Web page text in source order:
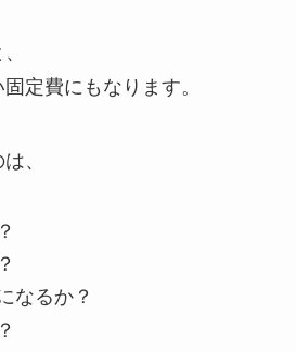
定費にもなります。
、
なるか？